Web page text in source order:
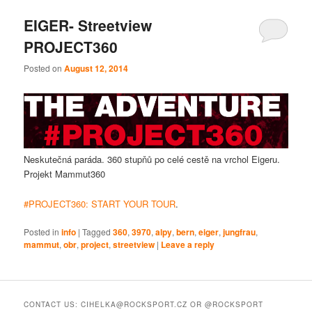
EIGER- Streetview
PROJECT360
Posted onAugust 12, 2014
Neskutečná paráda. 360 stupňů po celé cestě na vrchol Eigeru.
Projekt Mammut360
#PROJECT360: START YOUR TOUR.
Posted in info |Tagged 360,3970,alpy,bern,eiger,jungfrau,
mammut,obr,project,streetview | Leave a reply
CONTACT US: CIHELKA@ROCKSPORT.CZ OR @ROCKSPORT